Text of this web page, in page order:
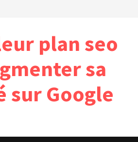
plan seo
sa
sur Google